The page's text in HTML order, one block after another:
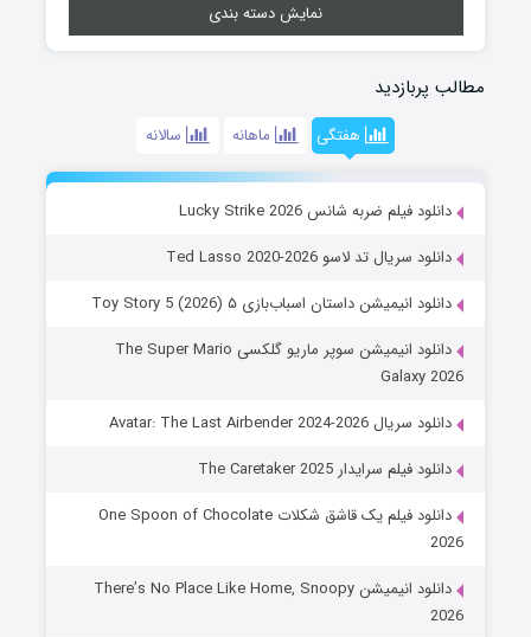
نمایش دسته بندی
مطالب پربازدید
هفتگی ماهانه سالانه
دانلود فیلم ضربه شانس Lucky Strike 2026
دانلود سریال تد لاسو Ted Lasso 2020-2026
دانلود انیمیشن داستان اسباب‌بازی ۵ Toy Story 5 (2026)
دانلود انیمیشن سوپر ماریو گلکسی The Super Mario
Galaxy 2026
دانلود سریال Avatar: The Last Airbender 2024-2026
دانلود فیلم سرایدار The Caretaker 2025
دانلود فیلم یک قاشق شکلات One Spoon of Chocolate
2026
دانلود انیمیشن There’s No Place Like Home, Snoopy
2026